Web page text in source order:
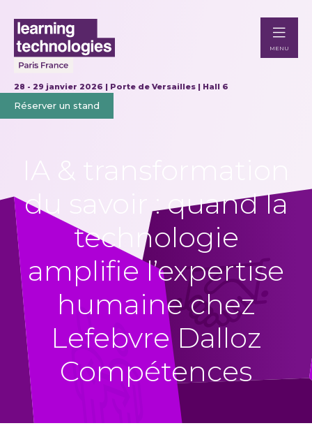
28 - 29 janvier 2026 | Porte de Versailles | Hall 6
Réserver un stand
MENU
IA & transformation
du savoir : quand la
technologie
amplifie l’expertise
humaine chez
Lefebvre Dalloz
Compétences